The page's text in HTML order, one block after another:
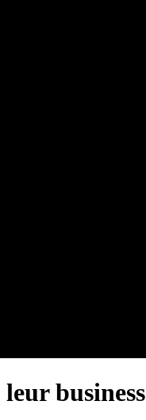
business